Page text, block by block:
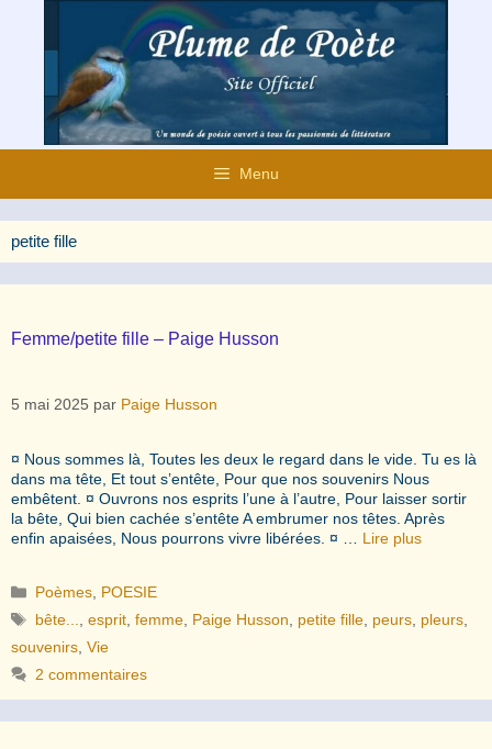
contenu
Menu
petite fille
Femme/petite fille – Paige Husson
5 mai 2025 par Paige Husson
¤ Nous sommes là, Toutes les deux le regard dans le vide. Tu es là
dans ma tête, Et tout s’entête, Pour que nos souvenirs Nous
embêtent. ¤ Ouvrons nos esprits l’une à l’autre, Pour laisser sortir
la bête, Qui bien cachée s’entête A embrumer nos têtes. Après
enfin apaisées, Nous pourrons vivre libérées. ¤ … Lire plus
Catégories
Poèmes POESIE
Étiquettes
bête... ,esprit ,femme Paige Husson petite fille peurs pleurs
souvenirs Vie
2 commentaires